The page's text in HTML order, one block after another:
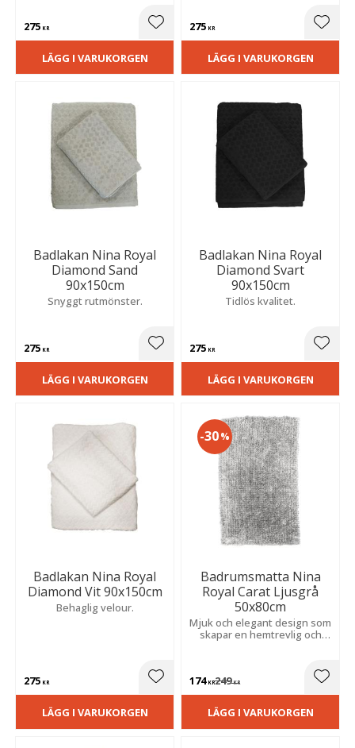
275 KR Lägg till i favoriter
LÄGG I VARUKORGEN
275 KR
LÄGG I VARUKORGEN
Badlakan Nina Royal
Diamond Sand
90x150cm
Snyggt rutmönster.
275 KR Lägg till i favoriter
LÄGG I VARUKORGEN
Badlakan Nina Royal
Diamond Svart
90x150cm
Tidlös kvalitet.
275 KR
LÄGG I VARUKORGEN
Badlakan Nina Royal
Diamond Vit 90x150cm
Behaglig velour.
275 KR Lägg till i favoriter
LÄGG I VARUKORGEN
Badrumsmatta Nina
Royal Carat Ljusgrå
50x80cm
Mjuk och elegant design som
skapar en hemtrevlig och
174KR249KR
30%
LÄGG I VARUKORGEN